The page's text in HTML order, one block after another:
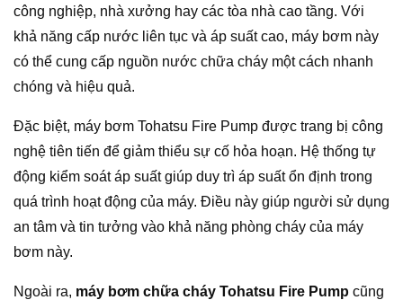
công nghiệp, nhà xưởng hay các tòa nhà cao tầng. Với
khả năng cấp nước liên tục và áp suất cao, máy bơm này
có thể cung cấp nguồn nước chữa cháy một cách nhanh
chóng và hiệu quả.
Đặc biệt, máy bơm Tohatsu Fire Pump được trang bị công
nghệ tiên tiến để giảm thiểu sự cố hỏa hoạn. Hệ thống tự
động kiểm soát áp suất giúp duy trì áp suất ổn định trong
quá trình hoạt động của máy. Điều này giúp người sử dụng
an tâm và tin tưởng vào khả năng phòng cháy của máy
bơm này.
Ngoài ra, máy bơm chữa cháy Tohatsu Fire Pump cũng